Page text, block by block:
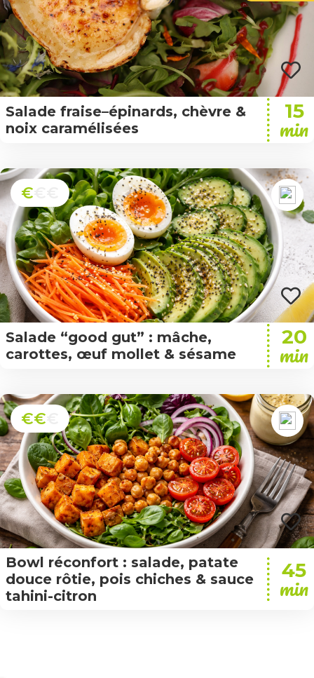
Salade fraise–épinards, chèvre &
noix caramélisées
15
min
€
Salade “good gut” : mâche,
carottes, œuf mollet & sésame
20
min
€€
Bowl réconfort : salade, patate
douce rôtie, pois chiches & sauce
tahini-citron
45
min